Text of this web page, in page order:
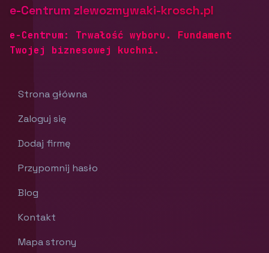
e-Centrum zlewozmywaki-krosch.pl
e-Centrum: Trwałość wyboru. Fundament
Twojej biznesowej kuchni.
Strona główna
Zaloguj się
Dodaj firmę
Przypomnij hasło
Blog
Kontakt
Mapa strony